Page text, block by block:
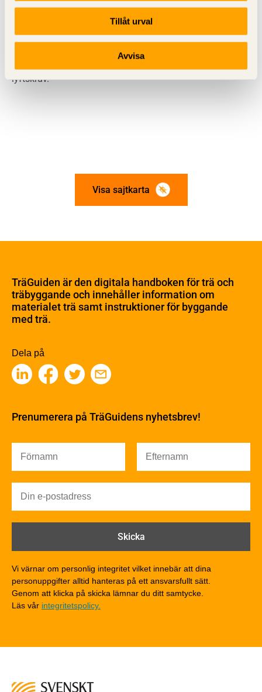
Tillåt urval
Avvisa
lyftskruv.
Visa sajtkarta
Skogsbruk
Barrträdets uppbyggnad
Träets egenskaper och kvalitet
Träbaserade produkter
Kemisk behandling
Fakta om Limträ
Värmeisolering och lufttäthet
Ljud
Brandsäkerhet
Brandsäkerhet
Brandförlopp i byggnader
Brandklasser för material och konstruktioner
Träkonstruktioners brandmotstånd
Detaljlösningar
Träytors brandegenskaper
Tekniska byten med sprinkler
Riskvärdering i flervåningsbostadshus
Miljöeffekter
TräGuiden är den digitala handboken för trä och
träbyggande och innehåller information om
materialet trä samt instruktioner för byggande
med trä.
Dela på
Prenumerera på TräGuidens nyhetsbrev!
Vi värnar om personlig integritet vilket innebär att dina
personuppgifter alltid hanteras på ett ansvarsfullt sätt.
Genom att klicka på skicka lämnar du ditt samtycke.
Läs vår integritetspolicy.